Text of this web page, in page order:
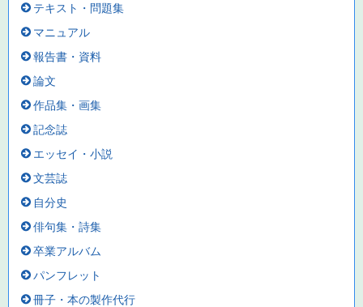
テキスト・問題集
マニュアル
報告書・資料
論文
作品集・画集
記念誌
エッセイ・小説
文芸誌
自分史
俳句集・詩集
卒業アルバム
パンフレット
冊子・本の製作代行